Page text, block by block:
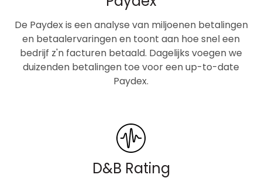
De Paydex is een analyse van miljoenen betalingen
en betaalervaringen en toont aan hoe snel een
bedrijf z'n facturen betaald. Dagelijks voegen we
duizenden betalingen toe voor een up-to-date
Paydex.
D&B Rating